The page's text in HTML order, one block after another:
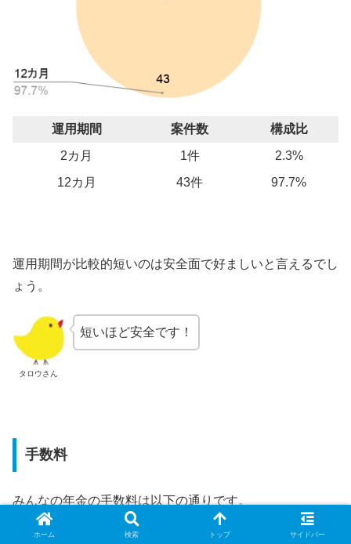
運用期間 案件数
構成比
2カ月
1件
2.3%
12カ月
43件 97.7%
運用期間が比較的短いのは安全面で好ましいと言えるでし
ょう。
タロウさん
短いほど安全です！
手数料
みんなの年金の手数料は以下の通りです。
ホーム 検索 トップ サイドバー